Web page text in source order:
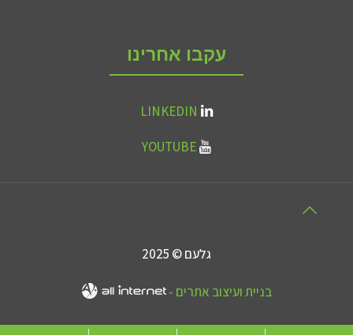
עקבו אחרינו
LINKEDIN
YOUTUBE
גלעם © 2025
בניית ועיצוב אתרים -